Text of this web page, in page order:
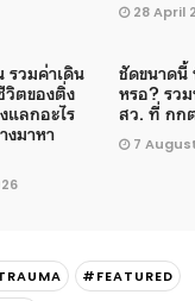
28 April
วมค่าเดิน
ตของติ่ง
แลกอะไร
งมาหา
ชัดขนาดนี้
หรอ? รว
สว. ที่ กก
7
#FEATURED